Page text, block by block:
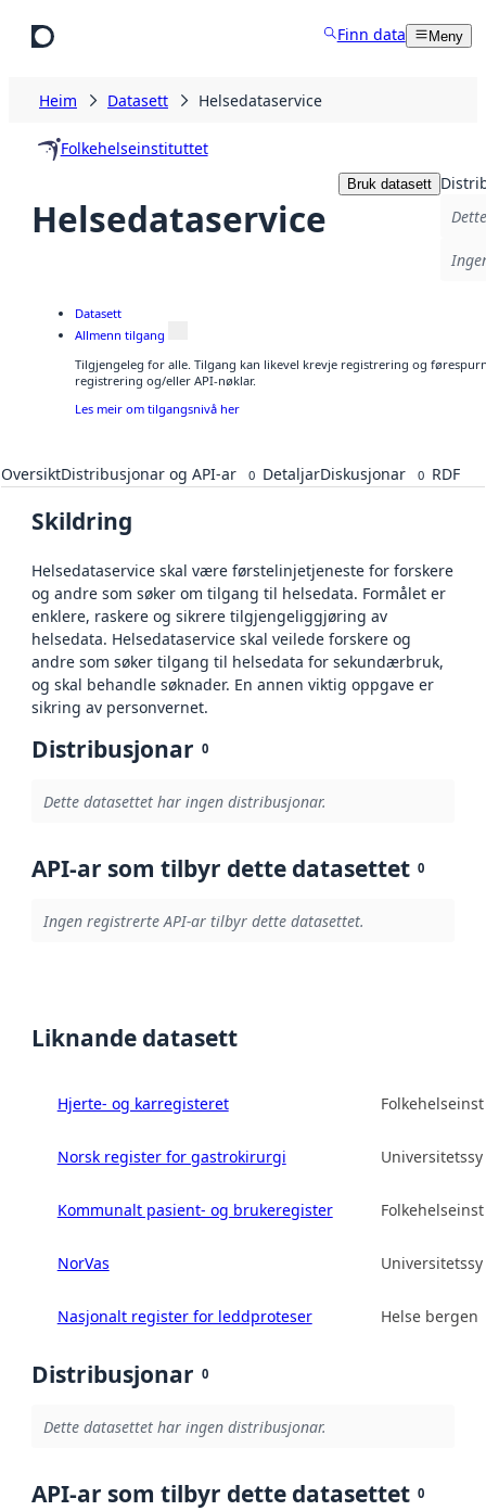
Finn data Meny
Heim Datasett Helsedataservice
Folkehelseinstituttet
Helsedataservice
Bruk datasett
Datasett
Allmenn tilgang
Tilgjengeleg for alle. Tilgang kan likevel krevje registrering og
registrering og/eller API-nøklar.
Les meir om tilgangsnivå her
OversiktDistribusjonar og API-ar 0 DetaljarDiskusjonar 0 RDF
Skildring
Helsedataservice skal være førstelinjetjeneste for forskere
og andre som søker om tilgang til helsedata. Formålet er
enklere, raskere og sikrere tilgjengeliggjøring av
helsedata. Helsedataservice skal veilede forskere og
andre som søker tilgang til helsedata for sekundærbruk,
og skal behandle søknader. En annen viktig oppgave er
sikring av personvernet.
Distribusjonar 0
Dette datasettet har ingen distribusjonar.
API-ar som tilbyr dette datasettet 0
Ingen registrerte API-ar tilbyr dette datasettet.
Liknande datasett
Hjerte- og karregisteret
Norsk register for gastrokirurgi
Kommunalt pasient- og brukeregister
NorVas
Nasjonalt register for leddproteser Helse bergen
Distribusjonar 0
Dette datasettet har ingen distribusjonar.
API-ar som tilbyr dette datasettet 0